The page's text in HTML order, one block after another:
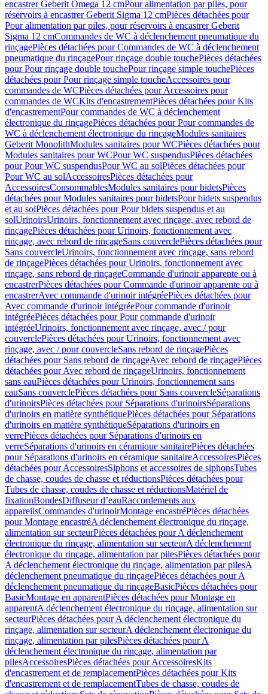
encastrer Geberit Omega 12 cmPour alimentation par piles, pour
réservoirs à encastrer Geberit Sigma 12 cmPièces détachées pour
Pour alimentation par piles, pour réservoirs à encastrer Geberit
Sigma 12 cmCommandes de WC à déclenchement pneumatique du
rinçagePièces détachées pour Commandes de WC à déclenchement
pneumatique du rinçagePour rinçage double touchePièces détachées
pour Pour rinçage double touchePour rinçage simple touchePièces
détachées pour Pour rinçage simple toucheAccessoires pour
commandes de WCPièces détachées pour Accessoires pour
commandes de WCKits d'encastrementPièces détachées pour Kits
d'encastrementPour commandes de WC à déclenchement
électronique du rinçagePièces détachées pour Pour commandes de
WC à déclenchement électronique du rinçageModules sanitaires
Geberit MonolithModules sanitaires pour WCPièces détachées pour
Modules sanitaires pour WCPour WC suspendusPièces détachées
pour Pour WC suspendusPour WC au solPièces détachées pour
Pour WC au solAccessoiresPièces détachées pour
AccessoiresConsommablesModules sanitaires pour bidetsPièces
détachées pour Modules sanitaires pour bidetsPour bidets suspendus
et au solPièces détachées pour Pour bidets suspendus et au
solUrinoirsUrinoirs, fonctionnement avec rinçage, avec rebord de
rinçagePièces détachées pour Urinoirs, fonctionnement avec
rinçage, avec rebord de rinçageSans couverclePièces détachées pour
Sans couvercleUrinoirs, fonctionnement avec rinçage, sans rebord
de rinçagePièces détachées pour Urinoirs, fonctionnement avec
rinçage, sans rebord de rinçageCommande d'urinoir apparente ou à
encastrerPièces détachées pour Commande d'urinoir apparente ou à
encastrerAvec commande d'urinoir intégréePièces détachées pour
Avec commande d'urinoir intégréePour commande d'urinoir
intégréePièces détachées pour Pour commande d'urinoir
intégréeUrinoirs, fonctionnement avec rinçage, avec / pour
couverclePièces détachées pour Urinoirs, fonctionnement avec
rinçage, avec / pour couvercleSans rebord de rinçagePièces
détachées pour Sans rebord de rinçageAvec rebord de rinçagePièces
détachées pour Avec rebord de rinçageUrinoirs, fonctionnement
sans eauPièces détachées pour Urinoirs, fonctionnement sans
eauSans couverclePièces détachées pour Sans couvercleSéparations
d'urinoirsPièces détachées pour Séparations d'urinoirsSéparations
d'urinoirs en matière synthétiquePièces détachées pour Séparations
d'urinoirs en matière synthétiqueSéparations d'urinoirs en
verrePièces détachées pour Séparations d'urinoirs en
verreSéparations d'urinoirs en céramique sanitairePièces détachées
pour Séparations d'urinoirs en céramique sanitaireAccessoiresPièces
détachées pour AccessoiresSiphons et accessoires de siphonsTubes
de chasse, coudes de chasse et réductionsPièces détachées pour
Tubes de chasse, coudes de chasse et réductionsMatériel de
fixationBondesDiffuseur d’eauRaccordements aux
appareilsCommandes d'urinoirMontage encastréPièces détachées
pour Montage encastréA déclenchement électronique du rinçage,
alimentation sur secteurPièces détachées pour A déclenchement
électronique du rinçage, alimentation sur secteurA déclenchement
électronique du rinçage, alimentation par pilesPièces détachées pour
A déclenchement électronique du rinçage, alimentation par pilesA
déclenchement pneumatique du rinçagePièces détachées pour A
déclenchement pneumatique du rinçageBasicPièces détachées pour
BasicMontage en apparentPièces détachées pour Montage en
apparentA déclenchement électronique du rinçage, alimentation sur
secteurPièces détachées pour A déclenchement électronique du
rinçage, alimentation sur secteurA déclenchement électronique du
rinçage, alimentation par pilesPièces détachées pour A
déclenchement électronique du rinçage, alimentation par
pilesAccessoiresPièces détachées pour AccessoiresKits
d'encastrement et de remplacementPièces détachées pour Kits
d'encastrement et de remplacementTubes de chasse, coudes de